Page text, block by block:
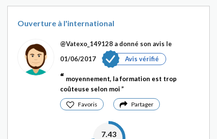
Ouverture à l'international
@Vatexo_149128 a donné son avis le
01/06/2017
Avis vérifié
moyennement, la formation est trop
coûteuse selon moi
Favoris Partager
7.43